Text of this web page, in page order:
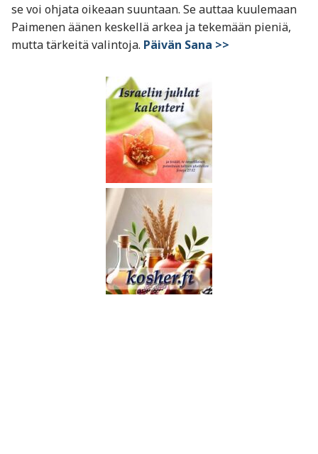
se voi ohjata oikeaan suuntaan. Se auttaa kuulemaan
Paimenen äänen keskellä arkea ja tekemään pieniä,
mutta tärkeitä valintoja. Päivän Sana >>